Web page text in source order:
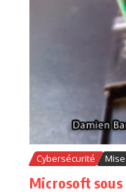
Cybersécurité
Microsoft sous